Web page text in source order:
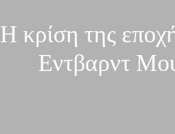
Η κρίση της
Εντβαρντ